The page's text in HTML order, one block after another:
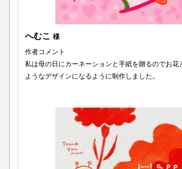
へむこ 様
作者コメント
私は母の日にカーネーションと手紙を贈るのでお花
ようなデザインになるように制作しました。